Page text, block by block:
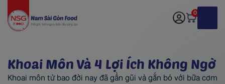
0
Khoai Môn Và 4 Lợi Ích Không Ngờ
Khoai môn từ bao đời nay đã gần gũi và gắn bó với bữa cơm